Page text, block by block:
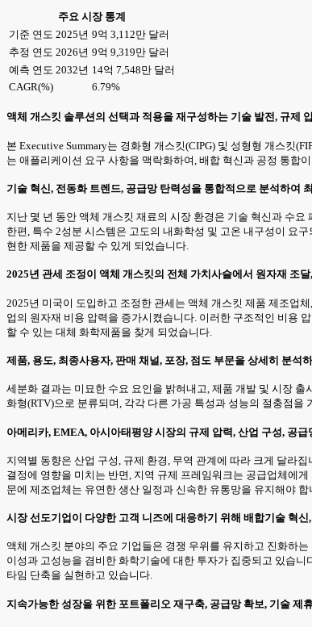
주요 시장 통계
기준 연도 2025년 9억 3,112만 달러
추정 연도 2026년 9억 9,319만 달러
예측 연도 2032년 14억 7,548만 달러
CAGR(%)
6.79%
액체 개스킷 솔루션의 선택과 적용을 재구성하는 기술 발전, 규제
본 Executive Summary는 경화형 개스킷(CIPG) 및 성형형 개스킷
는 애플리케이션 요구 사항을 맥락화하여, 배합 혁신과 공정 통합
기술 혁신, 전동화 트렌드, 공급망 탄력성을 통합적으로 분석하여
지난 몇 년 동안 액체 개스킷 재료의 시장 환경은 기술 혁신과 수
한편, 특수 2성분 시스템은 고도의 내화학성 및 고온 내구성이 요
현한 제품을 제공할 수 있게 되었습니다.
2025년 관세 조정이 액체 개스킷의 전체 가치사슬에서 원자재 조
2025년 미국이 도입하고 조정한 관세는 액체 개스킷 제품 제조업
업의 원자재 비용 압력을 증가시켰습니다. 이러한 구조적인 비용
할 수 있는 대체 화학제품을 찾게 되었습니다.
제품, 용도, 최종사용자, 판매 채널, 포장, 점도 부문을 상세히 분
세분화 결과는 미묘한 수요 요인을 밝혀내고, 제품 개발 및 시장
화형(RTV)으로 분류되며, 각각 다른 가공 특성과 성능의 절충점
아메리카, EMEA, 아시아태평양 시장의 규제 압력, 산업 구성, 공
지역별 동향은 산업 구성, 규제 환경, 무역 관계에 따라 크게 달라
결정에 영향을 미치는 반면, 지역 규제 프레임워크는 공급업체에
문에 제조업체는 유연한 생산 일정과 신속한 유통망을 유지해야 합
시장 선도기업이 다양한 고객 니즈에 대응하기 위해 배합기술 혁
액체 개스킷 분야의 주요 기업들은 경쟁 우위를 유지하고 진화하
이성과 고성능을 겸비한 화학기술에 대한 투자가 집중되고 있습
타임 단축을 실현하고 있습니다.
지속가능한 성장을 위한 포트폴리오 재구축, 공급망 확보, 기술 제